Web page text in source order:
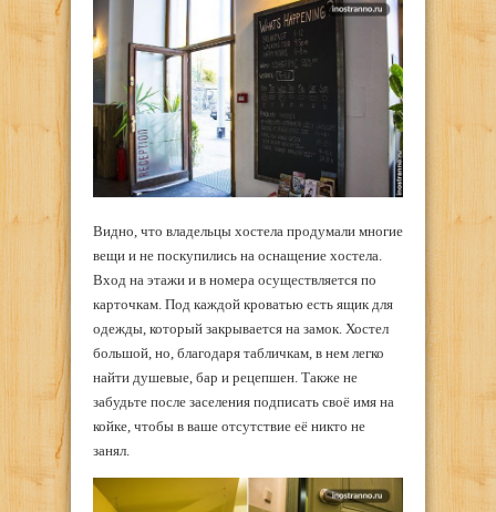
Видно, что владельцы хостела продумали многие
вещи и не поскупились на оснащение хостела.
Вход на этажи и в номера осуществляется по
карточкам. Под каждой кроватью есть ящик для
одежды, который закрывается на замок. Хостел
большой, но, благодаря табличкам, в нем легко
найти душевые, бар и рецепшен. Также не
забудьте после заселения подписать своё имя на
койке, чтобы в ваше отсутствие её никто не
занял.